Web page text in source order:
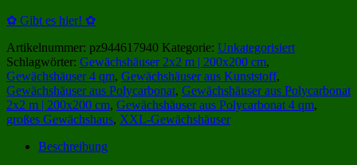
✿ Gibt es hier! ✿
Artikelnummer: pz944617940 Kategorie: Unkategorisiert
Schlagwörter: Gewächshäuser 2x2 m | 200x200 cm,
Gewächshäuser 4 qm, Gewächshäuser aus Kunststoff,
Gewächshäuser aus Polycarbonat, Gewächshäuser aus Polycarbonat
2x2 m | 200x200 cm, Gewächshäuser aus Polycarbonat 4 qm,
großes Gewächshaus, XXL-Gewächshäuser
Beschreibung